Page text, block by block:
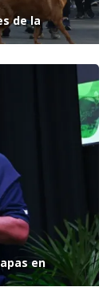
de la
en